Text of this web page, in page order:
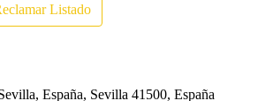
Listado
España, Sevilla 41500, España